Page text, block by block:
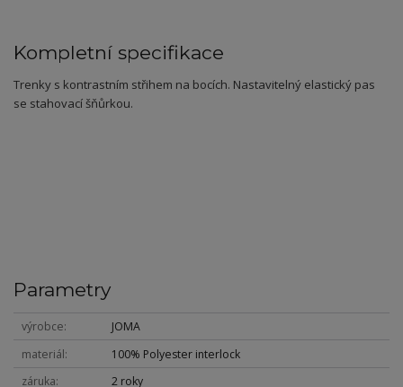
Kompletní specifikace
Trenky s kontrastním střihem na bocích. Nastavitelný elastický pas
se stahovací šňůrkou.
Parametry
výrobce
JOMA
materiál
100% Polyester interlock
záruka
2 roky